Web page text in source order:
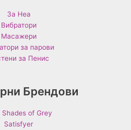
За Неа
Вибратори
Масажери
за парови
за Пенис
Брендови
Shades of Grey
Satisfyer